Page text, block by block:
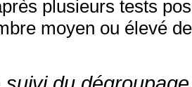
plusieurs tests
moyen ou élevé